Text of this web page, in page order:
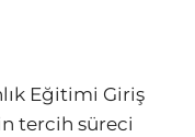
Eğitimi Giriş
tercih süreci